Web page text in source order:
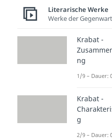
Das
Literarische Werke
Werke der
Krabat -
ng
1/9 – Dauer:
Krabat -
g
2/9 – Dauer: